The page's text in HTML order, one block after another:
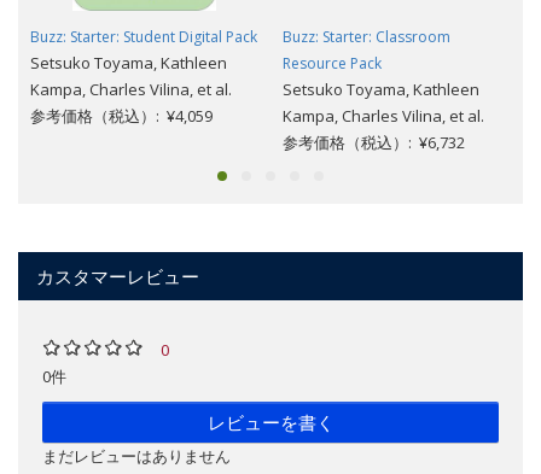
Buzz: Starter: Student Digital Pack
Setsuko Toyama, Kathleen
Kampa, Charles Vilina, et al.
参考価格（税込）: ¥4,059
Buzz: Starter: Classroom
Resource Pack
Setsuko Toyama, Kathleen
Kampa, Charles Vilina, et al.
参考価格（税込）: ¥6,732
カスタマーレビュー
0
0件
レビューを書く
まだレビューはありません